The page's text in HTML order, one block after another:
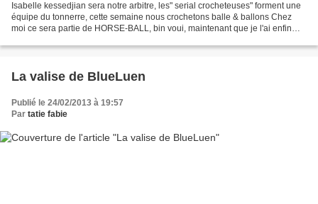
Isabelle kessedjian sera notre arbitre, les" serial crocheteuses" forment une
équipe du tonnerre, cette semaine nous crochetons balle & ballons Chez
moi ce sera partie de HORSE-BALL, bin voui, maintenant que je l'ai enfin
La valise de BlueLuen
Publié le 24/02/2013 à 19:57
Par tatie fabie